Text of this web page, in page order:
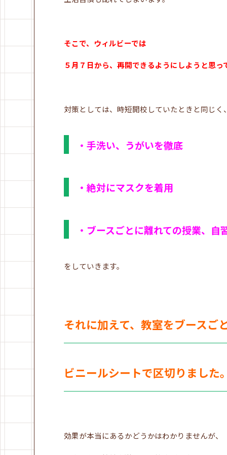
そこで、ウィルビーでは
５月７日から、再開できるようにしようと思っ
対策としては、時短開校していたときと同じく、
・手洗い、うがいを徹底
・絶対にマスクを着用
・ブースごとに離れての授業、自
をしていきます。
それに加えて、教室をブースご
ビニールシートで区切りました。
効果が本当にあるかどうかはわかりませんが、